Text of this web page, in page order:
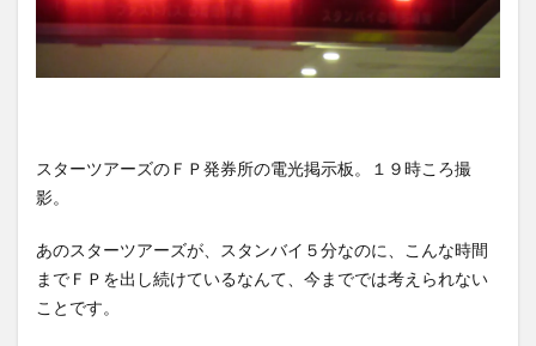
スターツアーズのＦＰ発券所の電光掲示板。１９時ころ撮
影。
あのスターツアーズが、スタンバイ５分なのに、こんな時間
までＦＰを出し続けているなんて、今まででは考えられない
ことです。